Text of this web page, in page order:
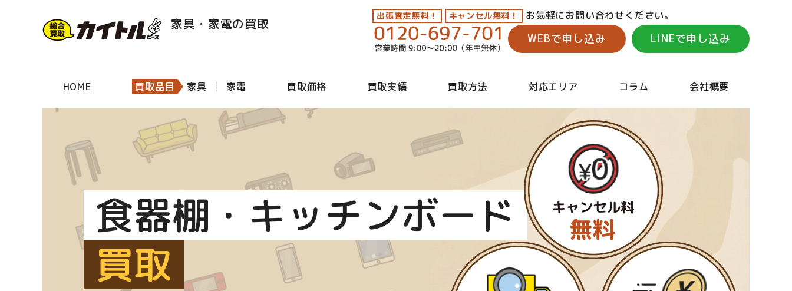
家具・家電の買取 出張査定無料！ キャンセル無料！ お気軽にお問い合わせください。
WEBで申し込み LINEで申し込み
HOME 買取品目 家具 家電 買取価格 買取実績 買取方法 対応エリア コラム 会社概要
食器棚・キッチンボード
買取